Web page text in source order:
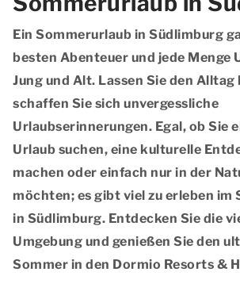
Ein Sommerurlaub in Südlimburg
besten Abenteuer und jede Menge
Jung und Alt. Lassen Sie den Alltag
schaffen Sie sich unvergessliche
Urlaubserinnerungen. Egal, ob Sie
Urlaub suchen, eine kulturelle
machen oder einfach nur in der
möchten; es gibt viel zu erleben im
in Südlimburg. Entdecken Sie die
Umgebung und genießen Sie den
Sommer in den Dormio Resorts &